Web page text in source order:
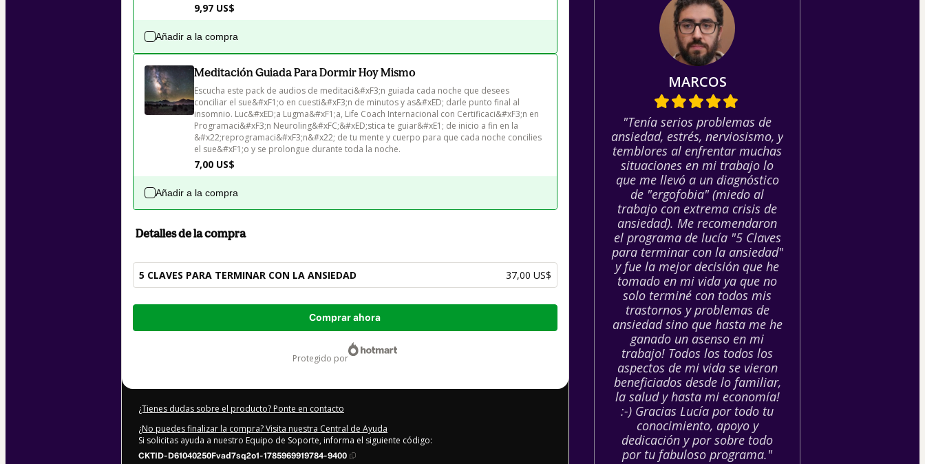
9,97 US$
Añadir a la compra
Meditación Guiada Para Dormir Hoy Mismo
Escucha este pack de audios de meditaci&#xF3;n guiada cada noche que desees
conciliar el sue&#xF1;o en cuesti&#xF3;n de minutos y as&#xED; darle punto final al
insomnio. Luc&#xED;a Lugma&#xF1;a, Life Coach Internacional con Certificaci&#xF3;n en
Programaci&#xF3;n Neuroling&#xFC;&#xED;stica te guiar&#xE1; de inicio a fin en la
&#x22;reprogramaci&#xF3;n&#x22; de tu mente y cuerpo para que cada noche concilies
el sue&#xF1;o y se prolongue durante toda la noche.
7,00 US$
Añadir a la compra
Detalles de la compra
5 CLAVES PARA TERMINAR CON LA ANSIEDAD 37,00 US$
Total
Comprar ahora
protegido por
¿Tienes dudas sobre el producto? Ponte en contacto
¿No puedes finalizar la compra? Visita nuestra Central de Ayuda
Si solicitas ayuda a nuestro Equipo de Soporte, informa el siguiente código:
CKTID-D61040250Fvad7sq2o1-1785969919784-9400
MARCOS
"Tenía serios problemas de
ansiedad, estrés, nerviosismo, y
temblores al enfrentar muchas
situaciones en mi trabajo lo
que me llevó a un diagnóstico
de "ergofobia" (miedo al
trabajo con extrema crisis de
ansiedad). Me recomendaron
el programa de lucía "5 Claves
para terminar con la ansiedad"
y fue la mejor decisión que he
tomado en mi vida ya que no
solo terminé con todos mis
trastornos y problemas de
ansiedad sino que hasta me he
ganado un asenso en mi
trabajo! Todos los todos los
aspectos de mi vida se vieron
beneficiados desde lo familiar,
la salud y hasta mi economía!
:-) Gracias Lucía por todo tu
conocimiento, apoyo y
dedicación y por sobre todo
por tu fabuloso programa."